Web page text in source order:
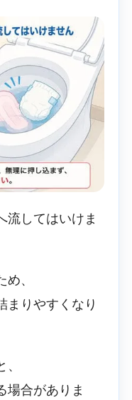
流してはいけま
、
まりやすくなり
場合がありま